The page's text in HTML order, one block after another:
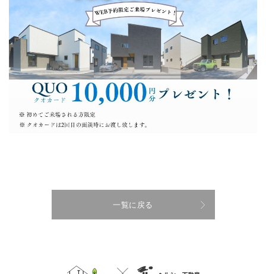
一覧に戻る